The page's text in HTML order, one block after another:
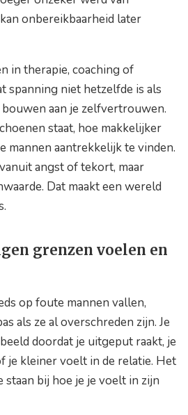
onbereikbaarheid later
in therapie, coaching of
spanning niet hetzelfde is als
aan je zelfvertrouwen.
staat, hoe makkelijker
mannen aantrekkelijk te vinden.
angst of tekort, maar
Dat maakt een wereld
grenzen voelen en
op foute mannen vallen,
als ze al overschreden zijn. Je
doordat je uitgeput raakt, je
je kleiner voelt in de relatie. Het
bij hoe je je voelt in zijn